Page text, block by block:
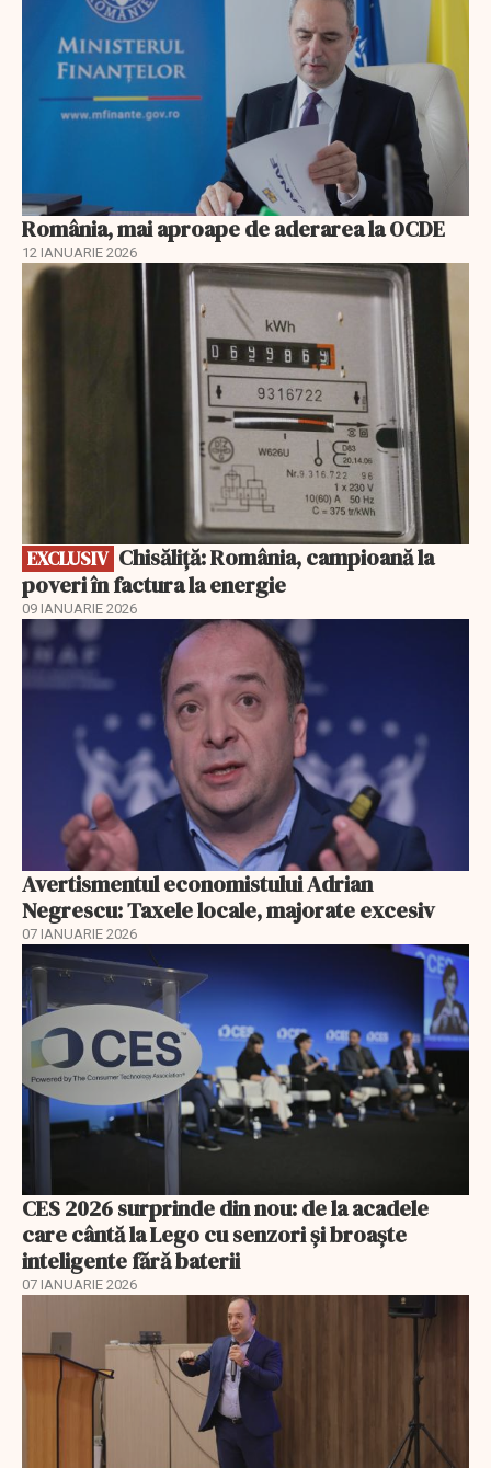
România, mai aproape de aderarea la OCDE
12 IANUARIE 2026
EXCLUSIV
EXCLUSIV
poveri în factura la energie
09 IANUARIE 2026
Avertismentul economistului Adrian
Negrescu: Taxele locale, majorate excesiv
07 IANUARIE 2026
CES 2026 surprinde din nou: de la acadele
care cântă la Lego cu senzori și broaște
inteligente fără baterii
07 IANUARIE 2026